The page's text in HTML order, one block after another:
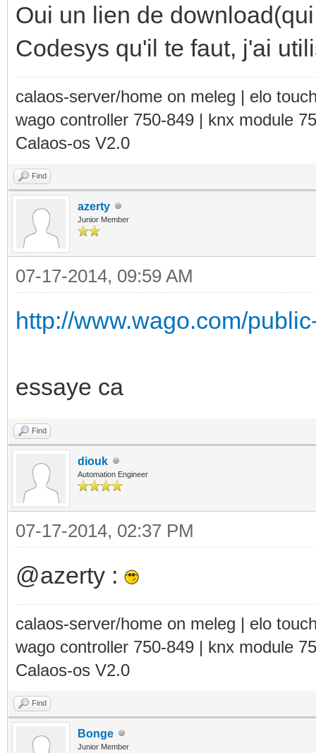
Oui un lien de
Codesys qu'il te faut, j'ai
calaos-server/home on meleg | elo
wago controller 750-849 | knx module
Calaos-os V2.0
Find
azerty
Junior Member
07-17-2014, 09:59 AM
http://www.wago.com/
essaye ca
Find
diouk
Automation Engineer
07-17-2014, 02:37 PM
@azerty :
calaos-server/home on meleg | elo
wago controller 750-849 | knx module
Calaos-os V2.0
Find
Bonge
Junior Member